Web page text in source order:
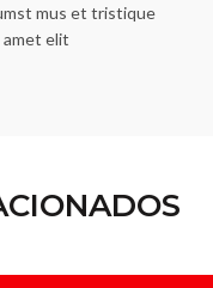
mus et tristique
amet elit